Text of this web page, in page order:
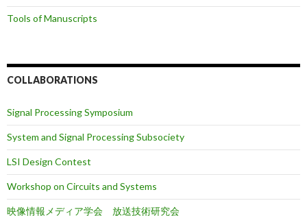
Tools of Manuscripts
COLLABORATIONS
Signal Processing Symposium
System and Signal Processing Subsociety
LSI Design Contest
Workshop on Circuits and Systems
映像情報メディア学会 放送技術研究会